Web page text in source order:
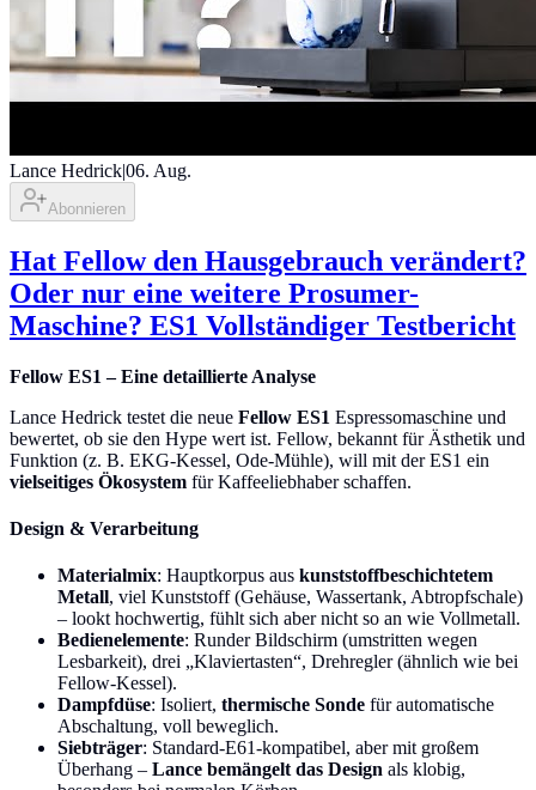
Lance Hedrick|06. Aug.
Abonnieren
Hat Fellow den Hausgebrauch verändert?
Oder nur eine weitere Prosumer-
Maschine? ES1 Vollständiger Testbericht
Fellow ES1 – Eine detaillierte Analyse
Lance Hedrick testet die neue Fellow ES1 Espressomaschine und
bewertet, ob sie den Hype wert ist. Fellow, bekannt für Ästhetik und
Funktion (z. B. EKG-Kessel, Ode-Mühle), will mit der ES1 ein
vielseitiges Ökosystem für Kaffeeliebhaber schaffen.
Design & Verarbeitung
Materialmix: Hauptkorpus aus kunststoffbeschichtetem
Metall, viel Kunststoff (Gehäuse, Wassertank, Abtropfschale)
– lookt hochwertig, fühlt sich aber nicht so an wie Vollmetall.
Bedienelemente: Runder Bildschirm (umstritten wegen
Lesbarkeit), drei „Klaviertasten“, Drehregler (ähnlich wie bei
Fellow-Kessel).
Dampfdüse: Isoliert, thermische Sonde für automatische
Abschaltung, voll beweglich.
Siebträger: Standard-E61-kompatibel, aber mit großem
Überhang – Lance bemängelt das Design als klobig,